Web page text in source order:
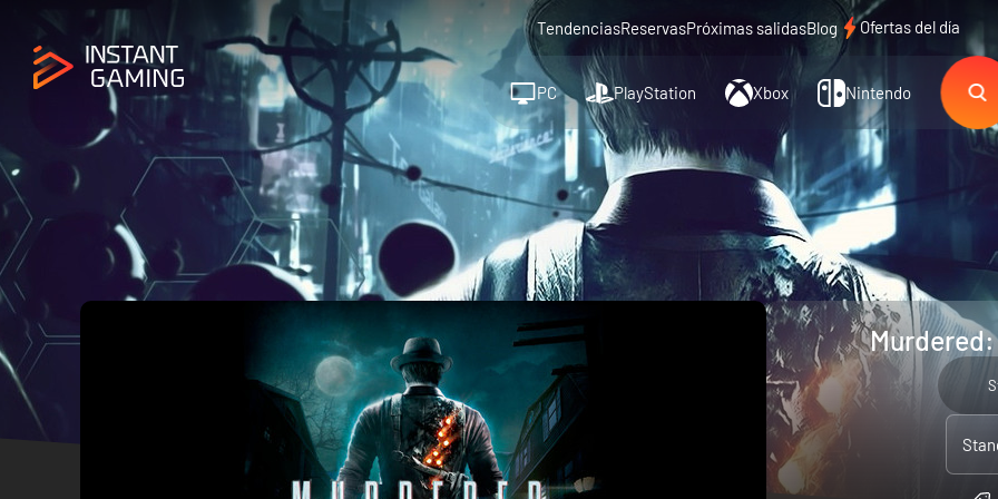
TendenciasReservasPróximas salidasBlog Ofertas del día
PC PlayStation Xbox Nintendo